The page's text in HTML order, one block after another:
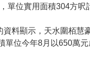
位實用面積304方呎
料顯示，天水圍栢
位今年8月以650萬